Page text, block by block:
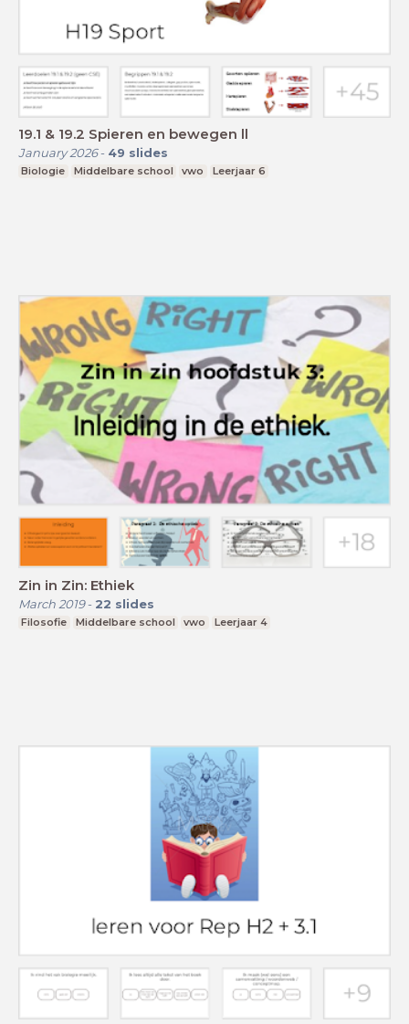
19.1 & 19.2 Spieren en bewegen ll
January 2026- 49 slides
Biologie Middelbare school vwo Leerjaar 6
Zin in Zin: Ethiek
March 2019- 22 slides
Filosofie Middelbare school vwo Leerjaar 4